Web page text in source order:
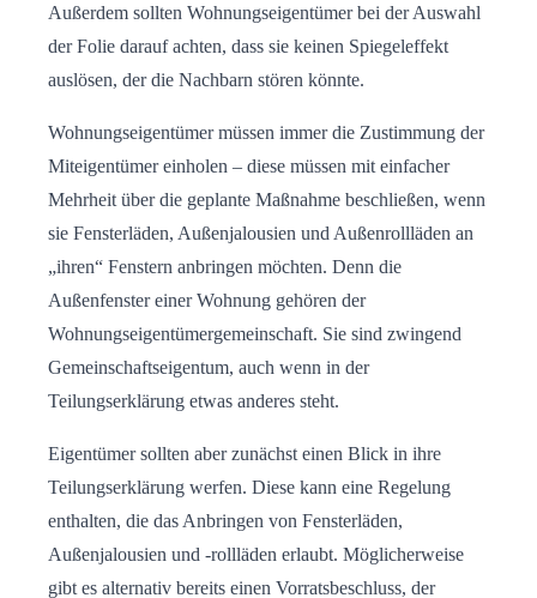
Außerdem sollten Wohnungseigentümer bei der Auswahl
der Folie darauf achten, dass sie keinen Spiegeleffekt
auslösen, der die Nachbarn stören könnte.
Wohnungseigentümer müssen immer die Zustimmung der
Miteigentümer einholen – diese müssen mit einfacher
Mehrheit über die geplante Maßnahme beschließen, wenn
sie Fensterläden, Außenjalousien und Außenrollläden an
„ihren“ Fenstern anbringen möchten. Denn die
Außenfenster einer Wohnung gehören der
Wohnungseigentümergemeinschaft. Sie sind zwingend
Gemeinschaftseigentum, auch wenn in der
Teilungserklärung etwas anderes steht.
Eigentümer sollten aber zunächst einen Blick in ihre
Teilungserklärung werfen. Diese kann eine Regelung
enthalten, die das Anbringen von Fensterläden,
Außenjalousien und -rollläden erlaubt. Möglicherweise
gibt es alternativ bereits einen Vorratsbeschluss, der